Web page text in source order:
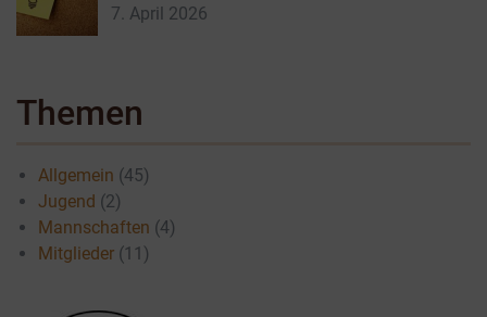
7. April 2026
Themen
Allgemein (45)
Jugend (2)
Mannschaften (4)
Mitglieder (11)